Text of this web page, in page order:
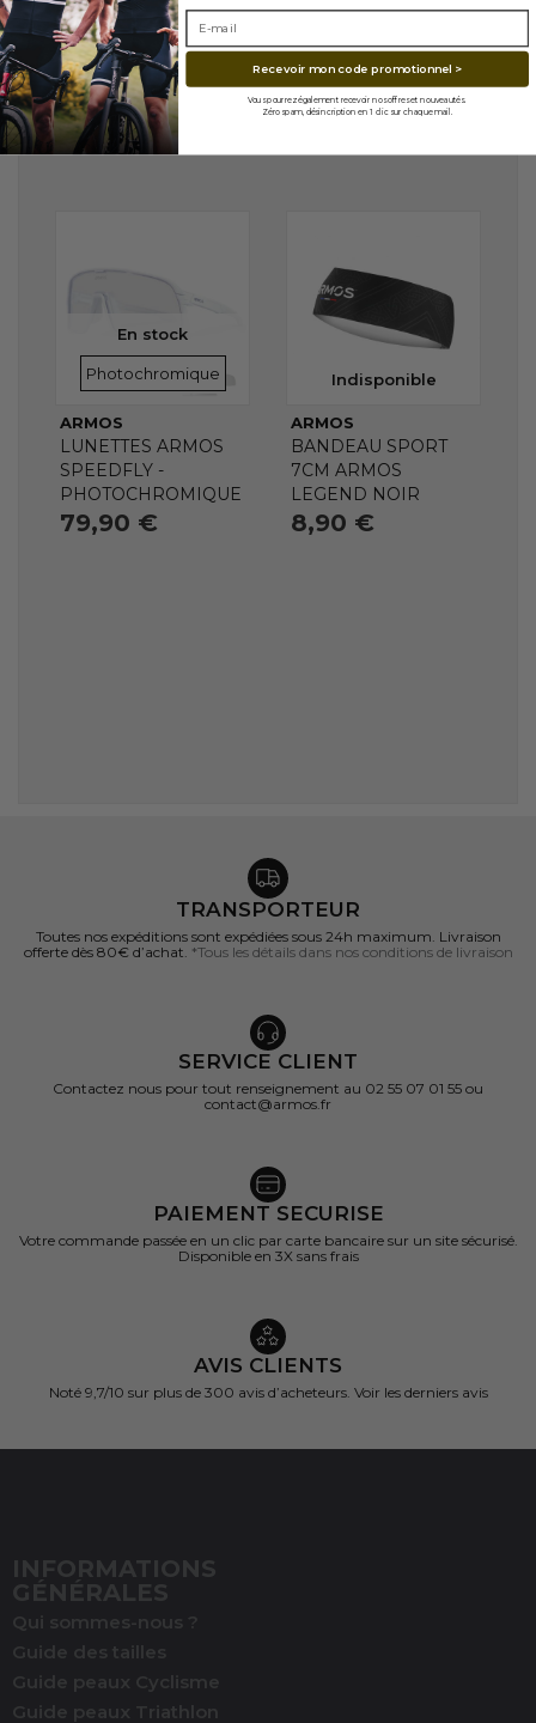
En stock
VERRES
Photochromique
ARMOS
LUNETTES ARMOS
SPEEDFLY -
PHOTOCHROMIQUE
79,90 €
Indisponible
ARMOS
BANDEAU SPORT
7CM ARMOS
LEGEND NOIR
8,90 €
TRANSPORTEUR
Toutes nos expéditions sont expédiées sous 24h maximum. Livraison
offerte dès 80€ d’achat. *Tous les détails dans nos conditions de livraison
SERVICE CLIENT
Contactez nous pour tout renseignement au 02 55 07 01 55 ou
contact@armos.fr
PAIEMENT SECURISE
Votre commande passée en un clic par carte bancaire sur un site sécurisé.
Disponible en 3X sans frais
AVIS CLIENTS
Noté 9,7/10 sur plus de 300 avis d’acheteurs. Voir les derniers avis
INFORMATIONS
GÉNÉRALES
Qui sommes-nous ?
Guide des tailles
Guide peaux Cyclisme
Guide peaux Triathlon
Recevoir mon code promotionnel >
Vous pourrez également recevoir nos offres et nouveautés.
Zéro spam, désincription en 1 clic sur chaque mail.